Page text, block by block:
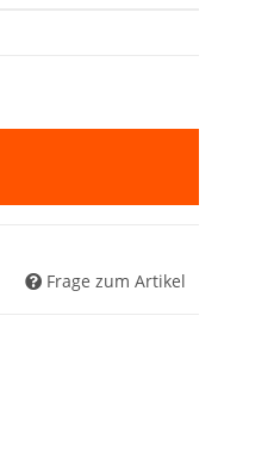
Frage zum Artikel